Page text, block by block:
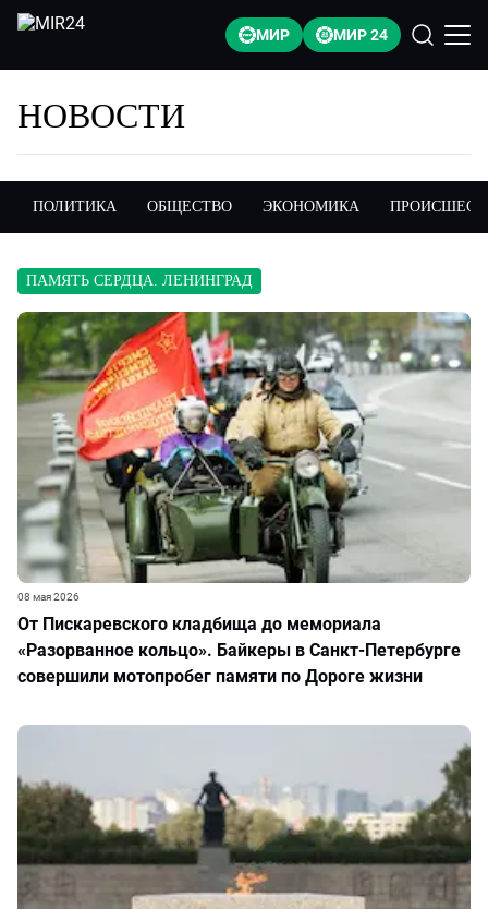
МИР МИР 24
НОВОСТИ
ПОЛИТИКА ОБЩЕСТВО ЭКОНОМИКА
ПАМЯТЬ СЕРДЦА. ЛЕНИНГРАД
От Пискаревского кладбища до мемориала
«Разорванное кольцо». Байкеры в Санкт-Петербурге
совершили мотопробег памяти по Дороге жизни
08 мая 2026